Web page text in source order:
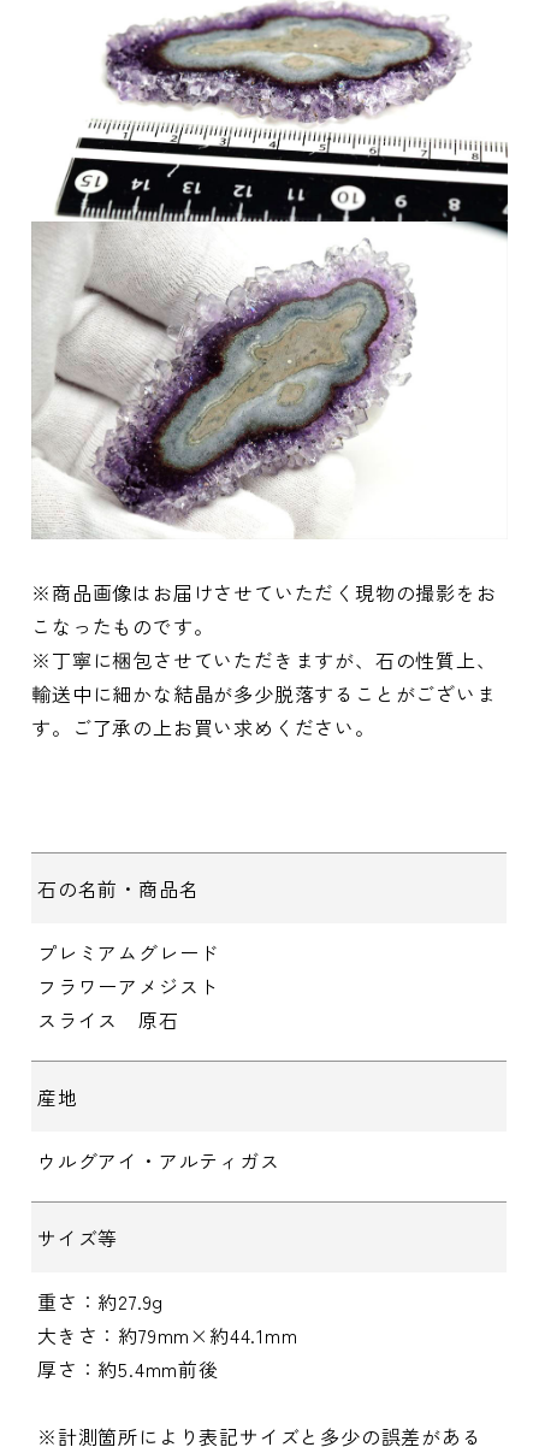
※商品画像はお届けさせていただく現物の撮影をお
こなったものです。
※丁寧に梱包させていただきますが、石の性質上、
輸送中に細かな結晶が多少脱落することがございま
す。ご了承の上お買い求めください。
石の名前・商品名
プレミアムグレード
フラワーアメジスト
スライス 原石
産地
ウルグアイ・アルティガス
サイズ等
重さ：約27.9g
大きさ：約79mm×約44.1mm
厚さ：約5.4mm前後
※計測箇所により表記サイズと多少の誤差がある